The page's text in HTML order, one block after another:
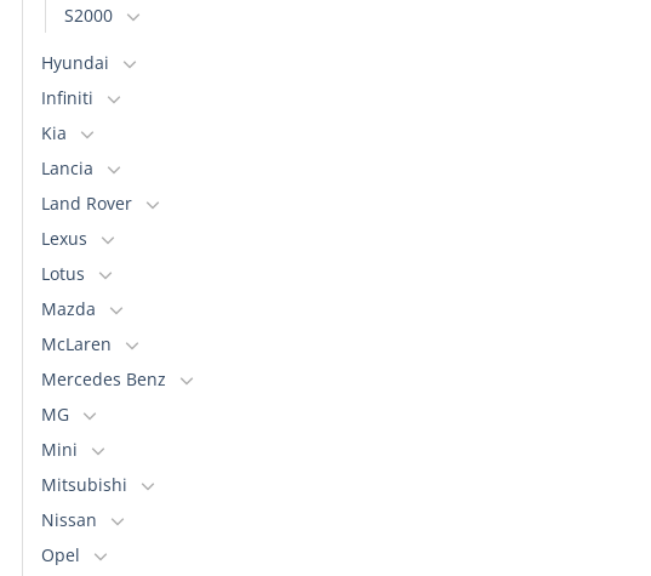
S2000
Hyundai
Infiniti
Kia
Lancia
Land Rover
Lexus
Lotus
Mazda
McLaren
Mercedes Benz
MG
Mini
Mitsubishi
Nissan
Opel